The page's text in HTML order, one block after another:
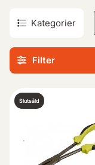
att sätta fingrarnas
Så hittar du ingen
så kan
Kategorier
Filter
Slutsåld